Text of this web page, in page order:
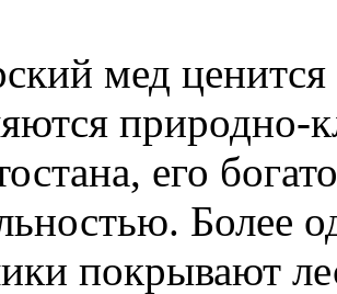
мед
природно-
его
Более
покрывают